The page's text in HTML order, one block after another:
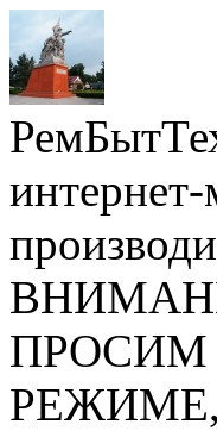
ПРОСИМ
РЕЖИМЕ,